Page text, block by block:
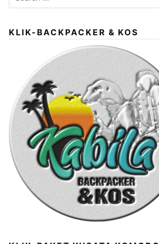
for:
KLIK-BACKPACKER & KOS